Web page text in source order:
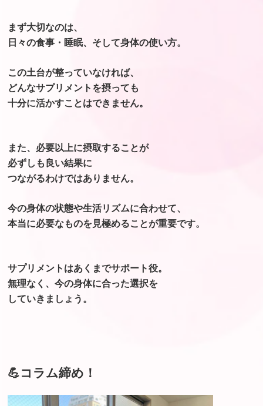
まず大切なのは、
日々の食事・睡眠、そして身体の使い方。
この土台が整っていなければ、
どんなサプリメントを摂っても
十分に活かすことはできません。
また、必要以上に摂取することが
必ずしも良い結果に
つながるわけではありません。
今の身体の状態や生活リズムに合わせて、
本当に必要なものを見極めることが重要です。
サプリメントはあくまでサポート役。
無理なく、今の身体に合った選択を
していきましょう。
💪コラム締め！